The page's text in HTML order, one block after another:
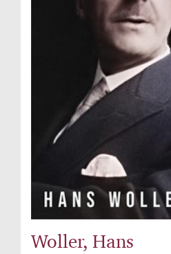
Woller, Hans